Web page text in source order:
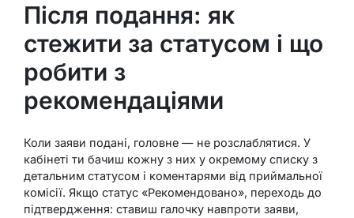
Після подання: як
стежити за статусом і що
робити з
рекомендаціями
Коли заяви подані, головне — не розслаблятися. У
кабінеті ти бачиш кожну з них у окремому списку з
детальним статусом і коментарями від приймальної
комісії. Якщо статус «Рекомендовано», переходь до
підтвердження: ставиш галочку навпроти заяви,